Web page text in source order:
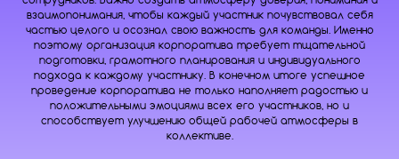
взаимопонимания, чтобы каждый участник почувствовал себя
частью целого и осознал свою важность для команды. Именно
поэтому организация корпоратива требует тщательной
подготовки, грамотного планирования и индивидуального
подхода к каждому участнику. В конечном итоге успешное
проведение корпоратива не только наполняет радостью и
положительными эмоциями всех его участников, но и
способствует улучшению общей рабочей атмосферы в
коллективе.